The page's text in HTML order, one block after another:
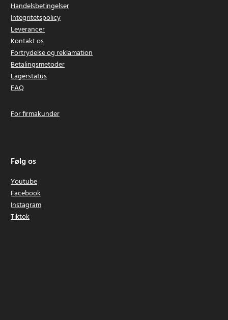
Handelsbetingelser
Integritetspolicy
Leverancer
Kontakt os
Fortrydelse og reklamation
Betalingsmetoder
Lagerstatus
FAQ
For firmakunder
Følg os
Youtube
Facebook
Instagram
Tiktok